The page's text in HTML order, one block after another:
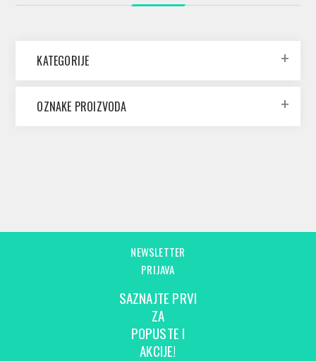
KATEGORIJE
OZNAKE PROIZVODA
NEWSLETTER
PRIJAVA
SAZNAJTE PRVI
ZA
POPUSTE I
AKCIJE!